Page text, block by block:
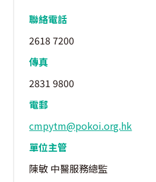
聯絡電話
2618 7200
傳真
2831 9800
電郵
cmpytm@pokoi.org.hk
單位主管
陳敏 中醫服務總監